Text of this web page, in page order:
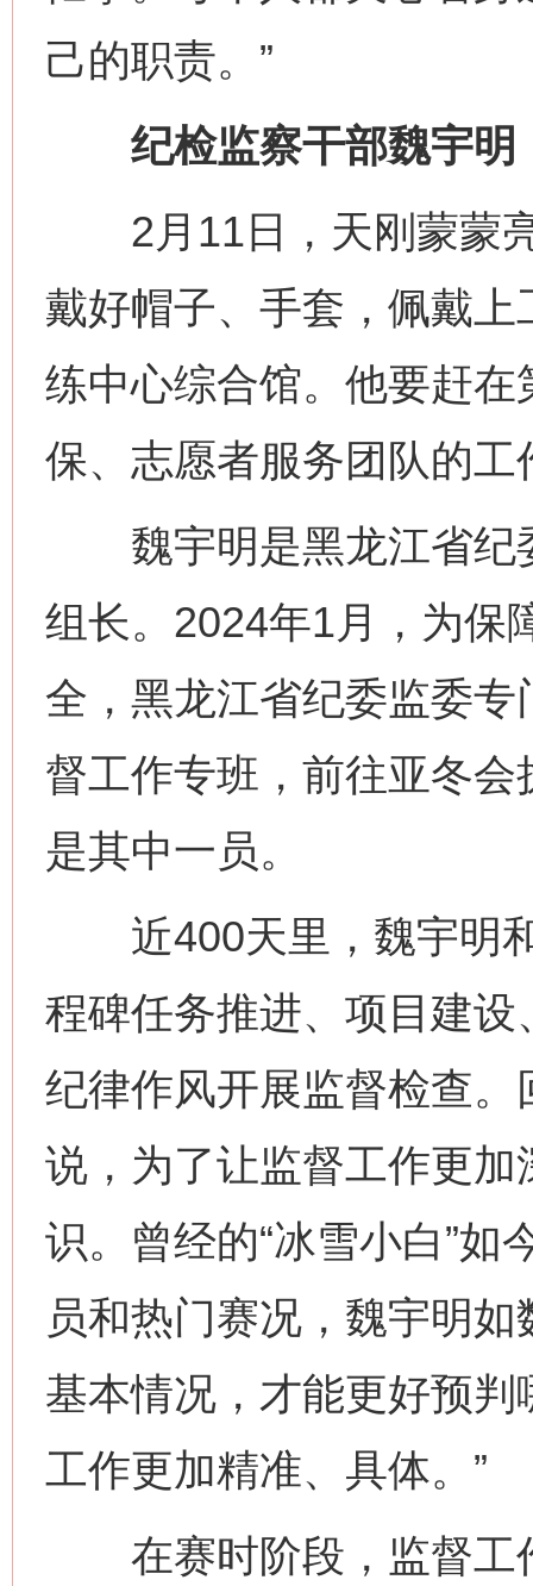
己的职责。”
纪检监察干部魏宇明
2月11日，天刚蒙蒙亮
戴好帽子、手套，佩戴
练中心综合馆。他要赶
保、志愿者服务团队的
魏宇明是黑龙江省纪
组长。2024年1月，为保
全，黑龙江省纪委监委
督工作专班，前往亚冬
是其中一员。
近400天里，魏宇明和
程碑任务推进、项目建
纪律作风开展监督检查
说，为了让监督工作更
识。曾经的“冰雪小白”如
员和热门赛况，魏宇明
基本情况，才能更好预
工作更加精准、具体。”
在赛时阶段，监督工